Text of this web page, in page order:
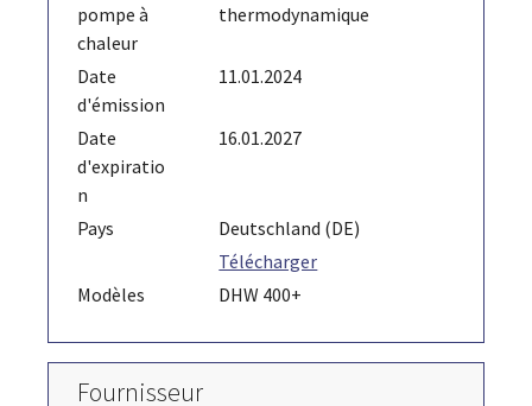
pompe à
chaleur
thermodynamique
Date
d'émission
11.01.2024
Date
d'expiratio
n
16.01.2027
Pays
Deutschland (DE)
Télécharger
Modèles
DHW 400+
Fournisseur